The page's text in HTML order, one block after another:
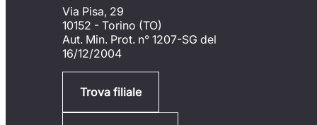
Via Pisa, 29
10152 - Torino (TO)
Aut. Min. Prot. n° 1207-SG del
16/12/2004
Trova filiale